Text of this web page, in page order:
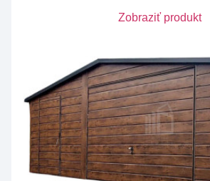
Zobraziť produkt